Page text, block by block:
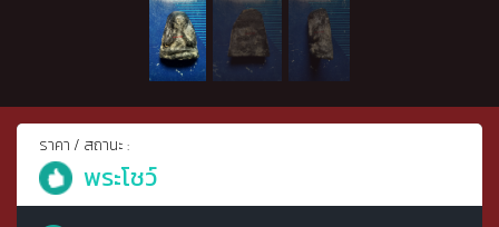
ราคา / สถานะ :
พระโชว์